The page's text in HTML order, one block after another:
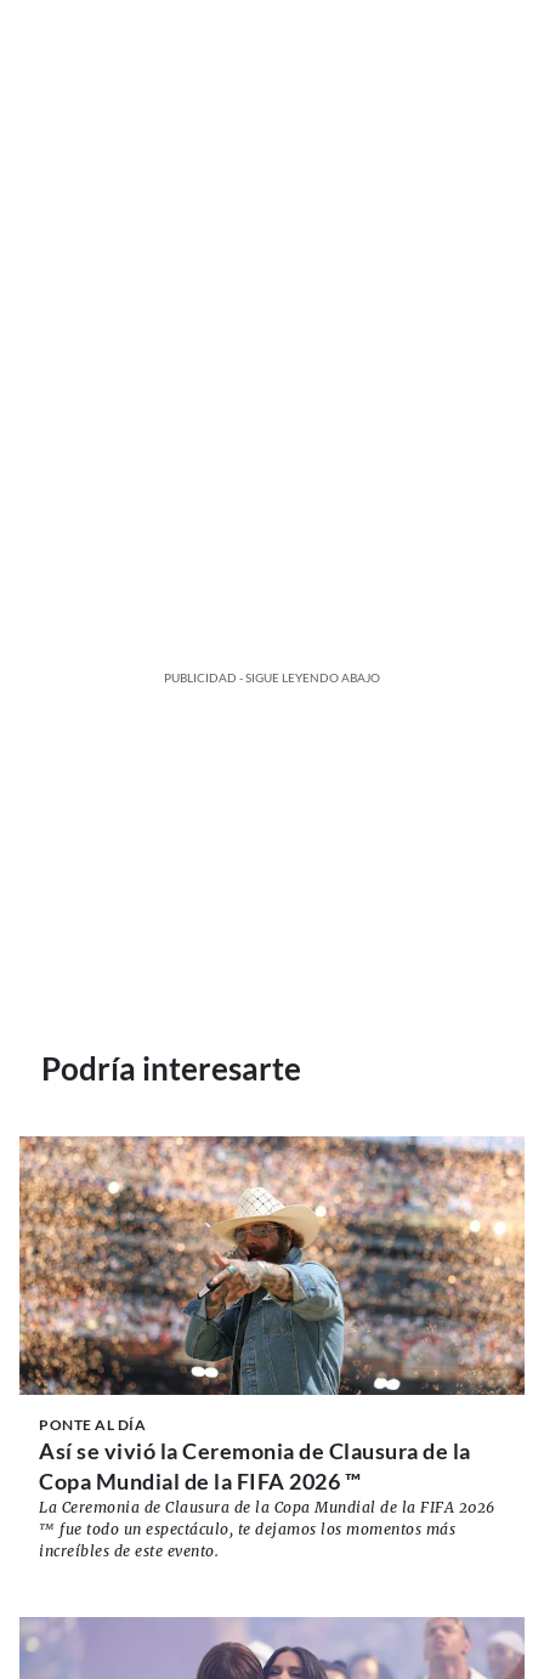
PUBLICIDAD - SIGUE LEYENDO ABAJO
Podría interesarte
PONTE AL DÍA
Así se vivió la Ceremonia de Clausura de la
Copa Mundial de la FIFA 2026 ™
La Ceremonia de Clausura de la Copa Mundial de la FIFA 2026
™ fue todo un espectáculo, te dejamos los momentos más
increíbles de este evento.